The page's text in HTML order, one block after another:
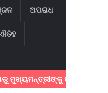
ଅପରାଧ
ସମ୍ବର୍ଦ୍ଧନା କଲେ